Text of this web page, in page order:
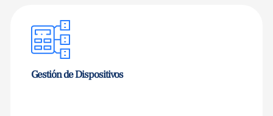
Gestión de Dispositivos